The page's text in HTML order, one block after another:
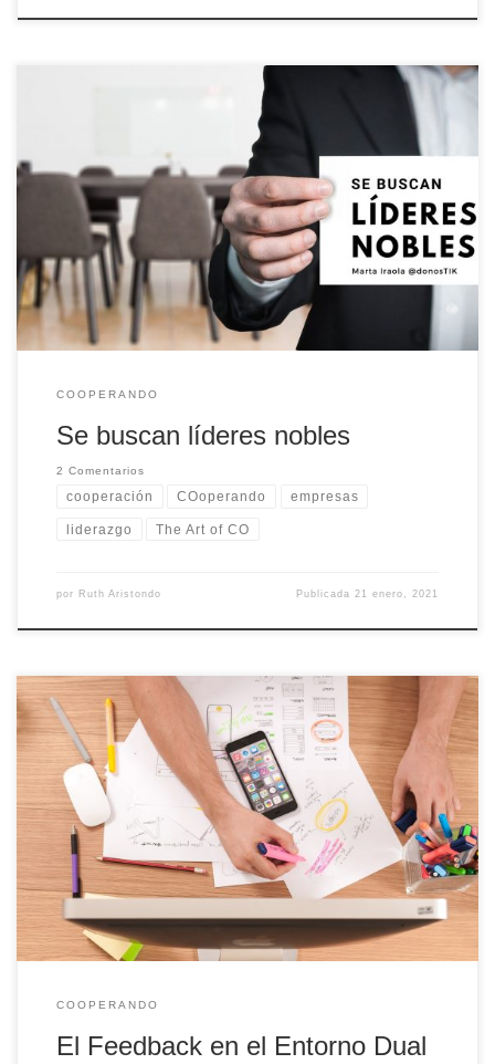
Human y Marketing, es “reflejar de forma sencilla, clara y visual el
objetivo de un marketing que pone el foco en la persona. Pero
de verdad. Sin postureos, ni falsas promesas”. Un marketing cuyas
reglas de funcionamiento son la ética y los valores humanos. Me ha
encantado. De esto debería ir el marketing: de cuidar a la
persona.
COOPERANDO
Se buscan líderes nobles
2 Comentarios
cooperación COoperando empresas
liderazgo The Art of CO
por Ruth Aristondo Publicada21 enero, 2021
El feedback es una herramienta para este desarrollo del/de la
participante que permite elevar el nivel de consciencia en el
trabajo, además de aportar información precisa sobre aquello
que interesa mantener por obtener resultados satisfactorios y
aquello que interesa cambiar, modificar o eliminar porque no
suma a los resultados deseados.
COOPERANDO
El Feedback en el Entorno Dual